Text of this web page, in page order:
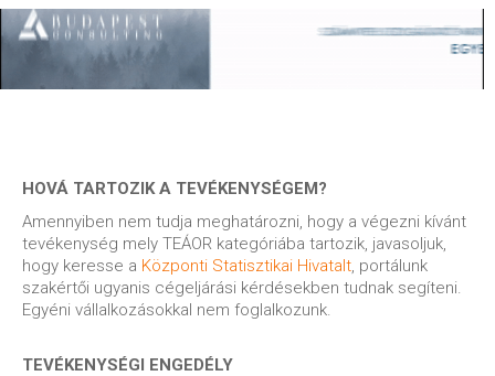
HOVÁ TARTOZIK A TEVÉKENYSÉGEM?
Amennyiben nem tudja meghatározni, hogy a végezni kívánt
tevékenység mely TEÁOR kategóriába tartozik, javasoljuk,
hogy keresse a Központi Statisztikai Hivatalt , portálunk
szakértői ugyanis cégeljárási kérdésekben tudnak segíteni.
Egyéni vállalkozásokkal nem foglalkozunk.
TEVÉKENYSÉGI ENGEDÉLY